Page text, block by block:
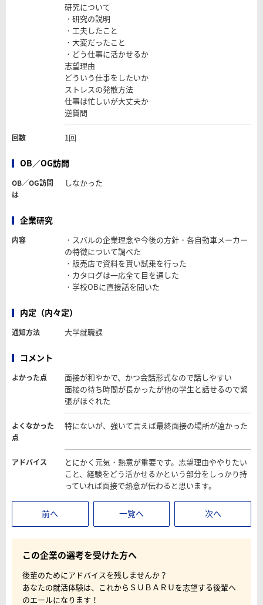
研究について
・研究の説明
・工夫したこと
・大変だったこと
・どう仕事に活かせるか
志望理由
どういう仕事をしたいか
ストレスの発散方法
仕事は忙しいが大丈夫か
逆質問
回数 1回
OB／OG訪問
OB／OG訪問
は
しなかった
企業研究
内容
・スバルの企業理念や今後の方針・各自動車メーカー
の特徴について調べた
・販売店で資料を貰い試乗を行った
・カタログは一応全て目を通した
・学校OBに直接話を聞いた
内定（内々定）
通知方法 大学就職課
コメント
よかった点
面接が和やかで、かつ会話形式なので話しやすい
面接の待ち時間が長かったが他の学生と話せるので緊
張がほぐれた
よくなかった
点
特にないが、強いて言えば最終面接の場所が遠かった
アドバイス
とにかく元気・熱意が重要です。志望理由ややりたい
こと、経験をどう活かせるかという部分をしっかり持
っていれば面接で熱意が伝わると思います。
前へ 一覧へ 次へ
この企業の選考を受けた方へ
後輩のためにアドバイスを残しませんか？
あなたの就活体験は、これからＳＵＢＡＲＵを志望する後輩へ
のエールになります！